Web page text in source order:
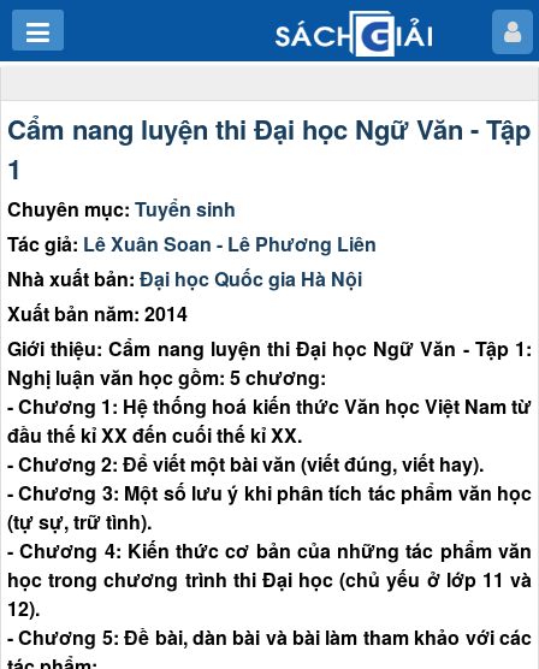
Cẩm nang luyện thi Đại học Ngữ Văn - Tập
1
Chuyên mục: Tuyển sinh
Tác giả: Lê Xuân Soan - Lê Phương Liên
Nhà xuất bản: Đại học Quốc gia Hà Nội
Xuất bản năm: 2014
Giới thiệu: Cẩm nang luyện thi Đại học Ngữ Văn - Tập 1:
Nghị luận văn học gồm: 5 chương:
- Chương 1: Hệ thống hoá kiến thức Văn học Việt Nam từ
đầu thế kỉ XX đến cuối thế kỉ XX.
- Chương 2: Để viết một bài văn (viết đúng, viết hay).
- Chương 3: Một số lưu ý khi phân tích tác phẩm văn học
(tự sự, trữ tình).
- Chương 4: Kiến thức cơ bản của những tác phẩm văn
học trong chương trình thi Đại học (chủ yếu ở lớp 11 và
12).
- Chương 5: Đề bài, dàn bài và bài làm tham khảo với các